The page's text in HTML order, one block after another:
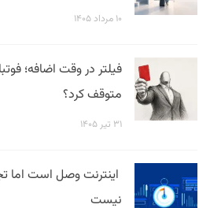
۱۰ مرداد ۱۴۰۵
متوقف کرد؟
۳۱ تیر ۱۴۰۵
اینترنت وصل است اما
نیست